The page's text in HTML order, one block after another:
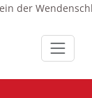
der